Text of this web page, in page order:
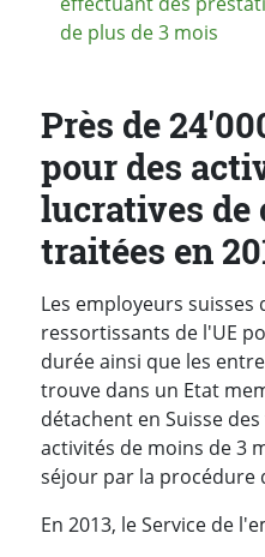
de plus de 3 mois
Près de
pour des
lucratives de
traitées en
Les employeurs suisses
ressortissants de l'UE
durée ainsi que les
trouve dans un Etat
détachent en Suisse
activités de moins de 3
séjour par la procédure
En 2013, le Service de